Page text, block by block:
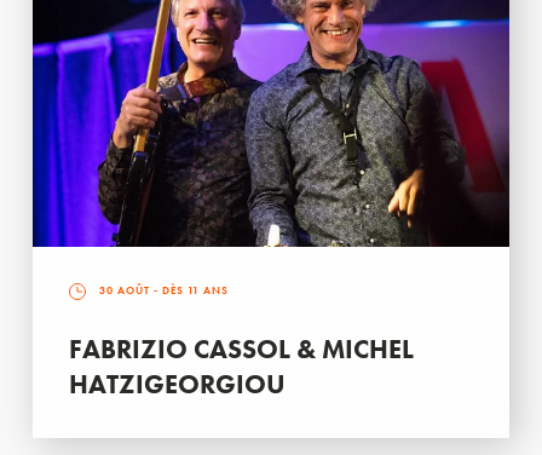
30 AOÛT - DÈS 11 ANS
FABRIZIO CASSOL & MICHEL
HATZIGEORGIOU